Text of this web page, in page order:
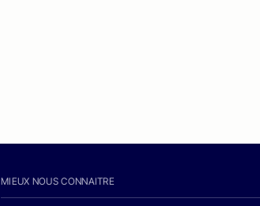
MIEUX NOUS CONNAITRE